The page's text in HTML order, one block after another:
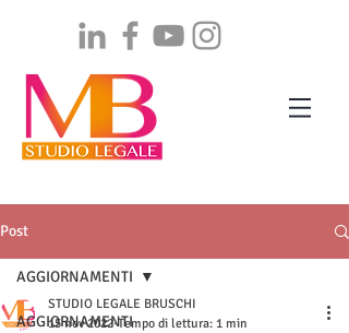
Post
AGGIORNAMENTI
AGGIORNAMENTI
STUDIO LEGALE BRUSCHI
15 nov 2022 Tempo di lettura: 1 min